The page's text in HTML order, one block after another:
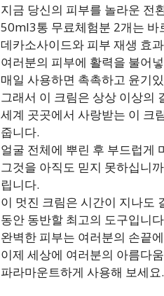
지금 당신의 피부를 놀라운 전
50ml3통 무료체험분 2개는 바
데카소사이드와 피부 재생 효
여러분의 피부에 활력을 불어
매일 사용하면 촉촉하고 윤기
그래서 이 크림은 상상 이상의
세계 곳곳에서 사랑받는 이 크
줍니다.
얼굴 전체에 뿌린 후 부드럽게
그것을 아직도 믿지 못하십니
립니다.
이 멋진 크림은 시간이 지나도
동안 동반할 최고의 도구입니
완벽한 피부는 여러분의 손끝
이제 세상에 여러분의 아름다
파라마운트하게 사용해 보세요.